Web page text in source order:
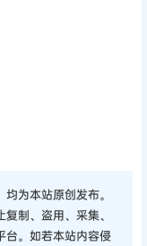
为本站原创发布。
制、盗用、采集、
台。如若本站内容侵